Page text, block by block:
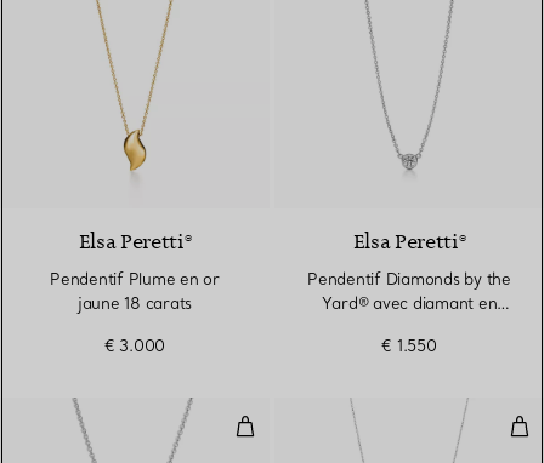
Elsa Peretti®
Pendentif Plume en or
jaune 18 carats
€ 3.000
Elsa Peretti®
Pendentif Diamonds by the
Yard® avec diamant en
€ 1.550
Collier Lasso Open Heart en